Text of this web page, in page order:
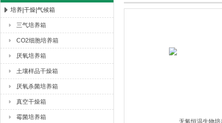
杭州川一实验仪器有限公司
培养|干燥|气候箱
三气培养箱
CO2细胞培养箱
厌氧培养箱
土壤样品干燥箱
厌氧杀菌培养箱
真空干燥箱
霉菌培养箱